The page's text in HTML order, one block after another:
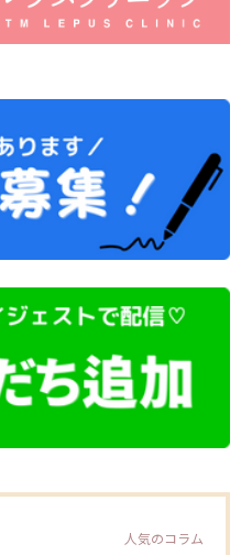
人気のコラム